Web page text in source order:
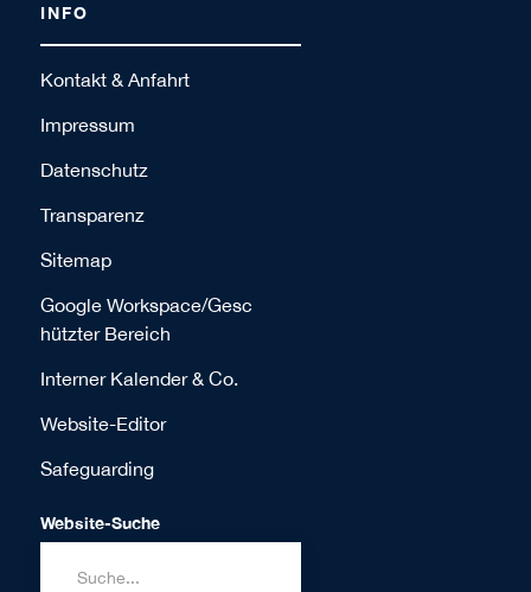
INFO
Kontakt & Anfahrt
Impressum
Datenschutz
Transparenz
Sitemap
Google Workspace/Gesc
hützter Bereich
Interner Kalender & Co.
Website-Editor
Safeguarding
Website-Suche